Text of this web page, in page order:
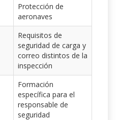
Protección de
aeronaves
Requisitos de
seguridad de carga y
correo distintos de la
inspección
Formación
específica para el
responsable de
seguridad